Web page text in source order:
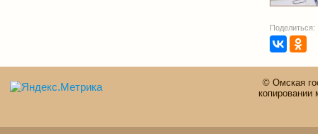
Поделиться:
© Омская
копировании